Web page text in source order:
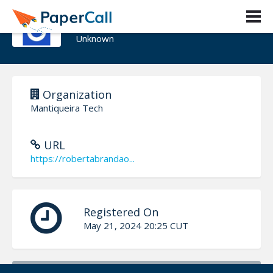
Roberta Brandão
Unknown
Organization
Mantiqueira Tech
URL
https://robertabrandao...
Registered On
May 21, 2024 20:25 CUT